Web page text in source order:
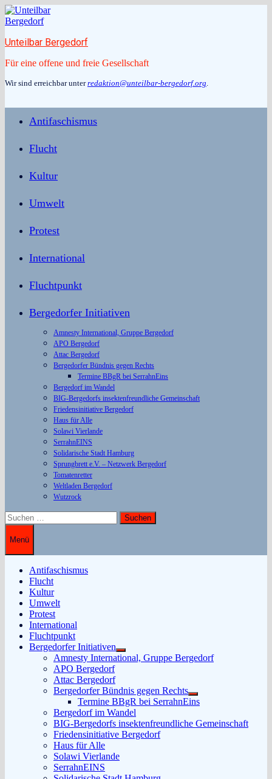
Zum
Inhalt
Unteilbar Bergedorf
Für eine offene und freie Gesellschaft
Wir sind erreichbar unterredaktion@unteilbar-bergedorf.org.
Antifaschismus
Flucht
Kultur
Umwelt
Protest
International
Fluchtpunkt
Bergedorfer Initiativen
Amnesty International, Gruppe Bergedorf
APO Bergedorf
Attac Bergedorf
Bergedorfer Bündnis gegen Rechts
Termine BBgR bei SerrahnEins
Bergedorf im Wandel
BIG-Bergedorfs insektenfreundliche Gemeinschaft
Friedensinitiative Bergedorf
Haus für Alle
Solawi Vierlande
SerrahnEINS
Solidarische Stadt Hamburg
Sprungbrett e.V. – Netzwerk Bergedorf
Tomatenretter
Weltladen Bergedorf
Wutzrock
Suchen
nach:
Menü
Antifaschismus
Flucht
Kultur
Umwelt
Protest
International
Fluchtpunkt
Bergedorfer Initiativen
Untermenü
anzeigen
Amnesty International, Gruppe Bergedorf
APO Bergedorf
Attac Bergedorf
Bergedorfer Bündnis gegen Rechts
Untermenü
anzeigen
Termine BBgR bei SerrahnEins
Bergedorf im Wandel
BIG-Bergedorfs insektenfreundliche Gemeinschaft
Friedensinitiative Bergedorf
Haus für Alle
Solawi Vierlande
SerrahnEINS